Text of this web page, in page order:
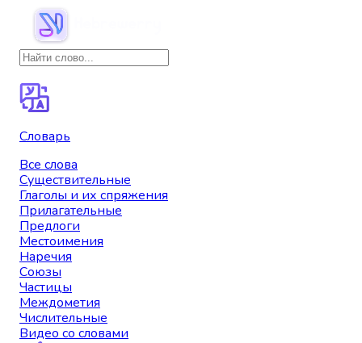
Словарь
Все слова
Существительные
Глаголы и их спряжения
Прилагательные
Предлоги
Местоимения
Наречия
Союзы
Частицы
Междометия
Числительные
Видео со словами